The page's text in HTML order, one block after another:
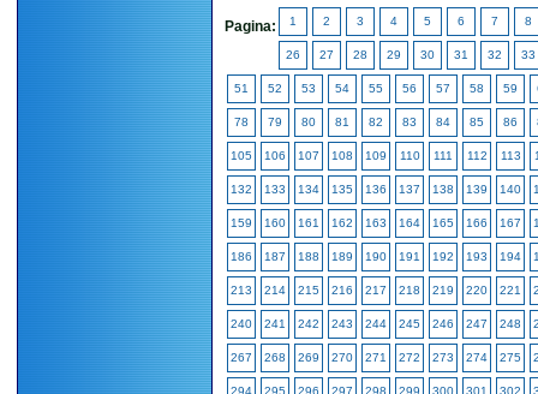
Pagina: 1 2 3 4 5 6 7 8
26 27 28 29 30 31 32 33
51 52 53 54 55 56 57 58 59
78 79 80 81 82 83 84 85 86
105 106 107 108 109 110 111 112 113
132 133 134 135 136 137 138 139 140
159 160 161 162 163 164 165 166 167
186 187 188 189 190 191 192 193 194
213 214 215 216 217 218 219 220 221
240 241 242 243 244 245 246 247 248
267 268 269 270 271 272 273 274 275
294 295 296 297 298 299 300 301 302